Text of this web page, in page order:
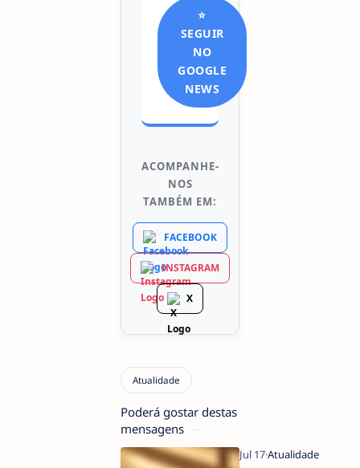
⭐
SEGUIR
NO
GOOGLE
NEWS
ACOMPANHE-
NOS
TAMBÉM EM:
FACEBOOK
INSTAGRAM
X
Poderá gostar destas
mensagens